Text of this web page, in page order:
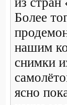
Более
нашим
снимки
ясно